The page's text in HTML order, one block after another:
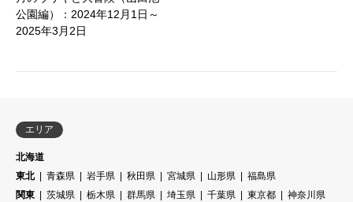
公園編）：2024年12月1日～
2025年3月2日
エリア
北海道
東北
青森県 岩手県 秋田県 宮城県 山形県
福島県
関東
茨城県 栃木県 群馬県 埼玉県 千葉県 東京都
神奈川県